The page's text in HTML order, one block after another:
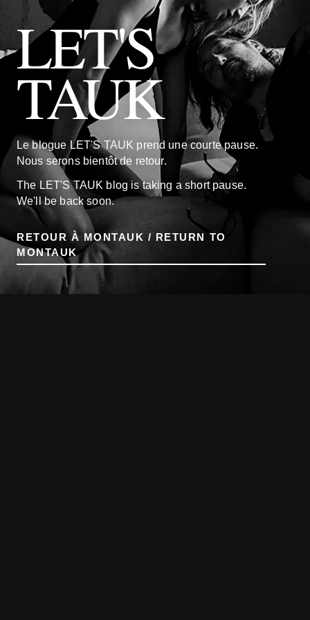
LET'S
TAUK
Le blogue LET'S TAUK prend une courte pause.
Nous serons bientôt de retour.
The LET'S TAUK blog is taking a short pause.
We'll be back soon.
RETOUR À MONTAUK / RETURN TO
MONTAUK